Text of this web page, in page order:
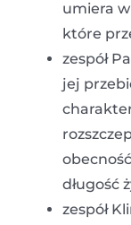
umiera
które
zespół
jej
długość
zespół